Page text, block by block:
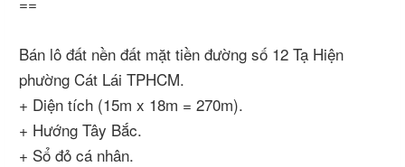
Bán lô đất nền đất mặt tiền đường số 12 Tạ Hiện
phường Cát Lái TPHCM.
+ Diện tích (15m x 18m = 270m).
+ Hướng Tây Bắc.
+ Sổ đỏ cá nhân.